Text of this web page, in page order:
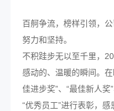
百舸争流，榜样引领，
努力和坚持。
不积跬步无以至千里，
感动的、温暖的瞬间。
佳进步奖”、“最佳新人奖
“优秀员工”进行表彰，感